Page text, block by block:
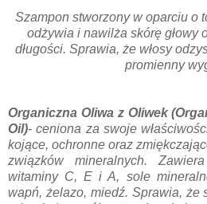
Szampon stworzony w oparciu o
odżywia i nawilża skórę głowy
długości. Sprawia, że włosy
promienny
Organiczna Oliwa z Oliwek
Oil)- ceniona za swoje
kojące, ochronne oraz
związków mineralnych.
witaminy C, E i A, sole
wapń, żelazo, miedź. Sprawia, że